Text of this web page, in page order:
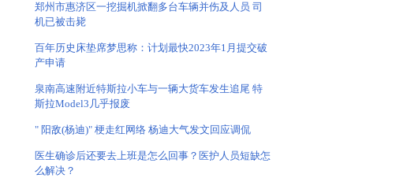
郑州市惠济区一挖掘机掀翻多台车辆并伤及人员 司
机已被击毙
百年历史床垫席梦思称：计划最快2023年1月提交破
产申请
泉南高速附近特斯拉小车与一辆大货车发生追尾 特
斯拉Model3几乎报废
" 阳敌(杨迪)" 梗走红网络 杨迪大气发文回应调侃
医生确诊后还要去上班是怎么回事？医护人员短缺怎
么解决？